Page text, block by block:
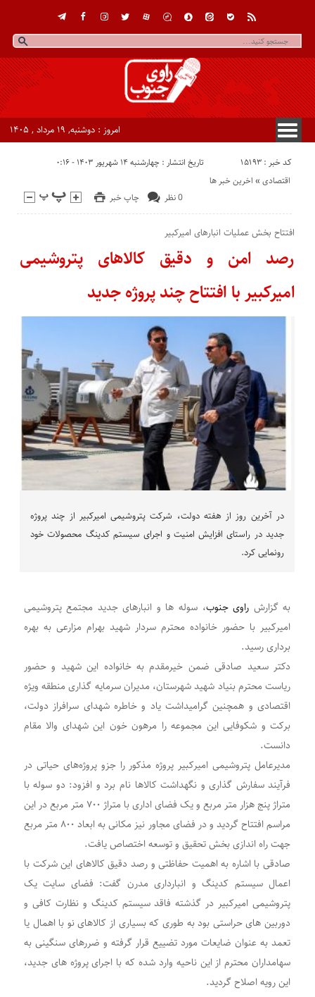
امروز : دوشنبه, ۱۹ مرداد , ۱۴۰۵
کد خبر : 15193 تاریخ انتشار : چهارشنبه ۱۴ شهریور ۱۴۰۳ - ۰:۱۶
چاپ خبر 0 نظر
اخرین خبر ها « اقتصادی
افتتاح بخش عملیات انبارهای امیرکبیر
رصد امن و دقیق کالاهای پتروشیمی
امیرکبیر با افتتاح چند پروژه جدید
در آخرین روز از هفته دولت، شرکت پتروشیمی امیرکبیر از چند پروژه
جدید در راستای افزایش امنیت و اجرای سیستم کدینگ محصولات خود
رونمایی کرد.
به گزارش راوی جنوب، سوله ها و انبارهای جدید مجتمع پتروشیمی
امیرکبیر با حضور خانواده محترم سردار شهید بهرام مزارعی به بهره
برداری رسید.
دکتر سعید صادقی ضمن خیرمقدم به خانواده این شهید و حضور
ریاست محترم بنیاد شهید شهرستان، مدیران سرمایه گذاری منطقه ویژه
اقتصادی و همچنین گرامیداشت یاد و خاطره شهدای سرافراز دولت،
برکت و شکوفایی این مجموعه را مرهون خون این شهدای والا مقام
دانست.
مدیرعامل پتروشیمی امیرکبیر پروژه مذکور را جزو پروژه‌های حیاتی در
فرآیند سفارش گذاری و نگهداشت کالاها نام برد و افزود: دو سوله با
متراژ پنج هزار متر مربع و یک فضای اداری با متراژ ۷۰۰ متر مربع در این
مراسم افتتاح گردید و در فضای مجاور نیز مکانی به ابعاد ۸۰۰ متر مربع
جهت راه اندازی بخش تحقیق و توسعه اختصاص یافت.
صادقی با اشاره به اهمیت حفاظتی و رصد دقیق کالاهای این شرکت با
اعمال سیستم کدینگ و انبارداری مدرن گفت: فضای سایت یک
پتروشیمی امیرکبیر در گذشته فاقد سیستم کدینگ و نظارت کافی و
دوربین های حراستی بود به طوری که بسیاری از کالاهای نو با اهمال یا
تعمد به عنوان ضایعات مورد تضییع قرار گرفته و ضررهای سنگینی به
سهامداران محترم از این ناحیه وارد شده که با اجرای پروژه های جدید،
این رویه اصلاح گردید.